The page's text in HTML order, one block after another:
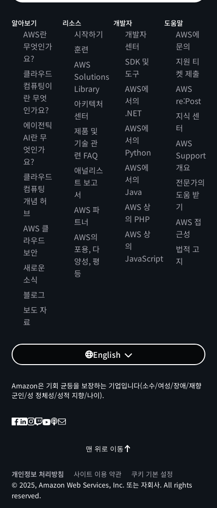
알아보기
AWS란
무엇인가
요?
클라우드
컴퓨팅이
란 무엇
인가요?
에이전틱
AI란 무
엇인가
요?
클라우드
컴퓨팅
개념 허
브
AWS 클
라우드
보안
새로운
소식
블로그
보도 자
료
리소스
시작하기
훈련
AWS
Solutions
Library
아키텍처
센터
제품 및
기술 관
련 FAQ
애널리스
트 보고
서
AWS 파
트너
AWS의
포용, 다
양성, 평
등
개발자
개발자
센터
SDK 및
도구
AWS에
서의
.NET
AWS에
서의
Python
AWS에
서의
Java
AWS 상
의 PHP
AWS 상
의
JavaScript
도움말
AWS에
문의
지원 티
켓 제출
AWS
re:Post
지식 센
터
AWS
Support
개요
전문가의
도움 받
기
AWS 접
근성
법적 고
지
English
맨 위로 이동
Amazon은 기회 균등을 보장하는 기업입니다(소수/여성/장애/재향
군인/성 정체성/성적 지향/나이).
개인정보 처리방침 사이트 이용 약관
쿠키 기본 설정
© 2025, Amazon Web Services, Inc. 또는 자회사. All rights
reserved.